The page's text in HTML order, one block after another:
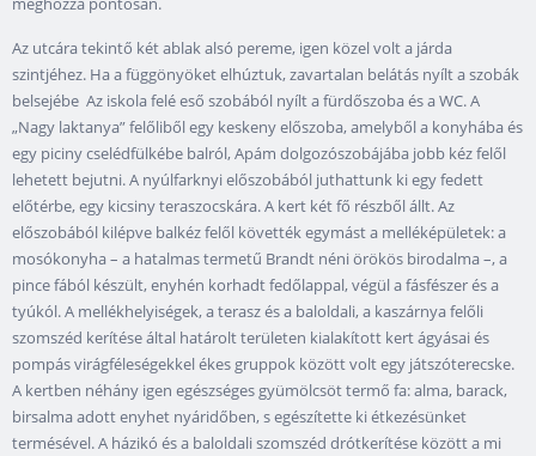
Az utcára tekintő két ablak alsó pereme, igen közel volt a járda
szintjéhez. Ha a függönyöket elhúztuk, zavartalan belátás nyílt a szobák
belsejébe Az iskola felé eső szobából nyílt a fürdőszoba és a WC. A
„Nagy laktanya” felőliből egy keskeny előszoba, amelyből a konyhába és
egy piciny cselédfülkébe balról, Apám dolgozószobájába jobb kéz felől
lehetett bejutni. A nyúlfarknyi előszobából juthattunk ki egy fedett
előtérbe, egy kicsiny teraszocskára. A kert két fő részből állt. Az
előszobából kilépve balkéz felől követték egymást a melléképületek: a
mosókonyha – a hatalmas termetű Brandt néni örökös birodalma –, a
pince fából készült, enyhén korhadt fedőlappal, végül a fásfészer és a
tyúkól. A mellékhelyiségek, a terasz és a baloldali, a kaszárnya felőli
szomszéd kerítése által határolt területen kialakított kert ágyásai és
pompás virágféleségekkel ékes gruppok között volt egy játszóterecske.
A kertben néhány igen egészséges gyümölcsöt termő fa: alma, barack,
birsalma adott enyhet nyáridőben, s egészítette ki étkezésünket
termésével. A házikó és a baloldali szomszéd drótkerítése között a mi